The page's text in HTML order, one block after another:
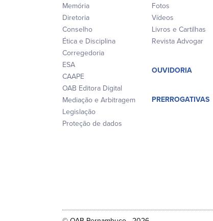
Memória
Diretoria
Conselho
Ética e Disciplina
Corregedoria
ESA
CAAPE
OAB Editora Digital
Mediação e Arbitragem
Legislação
Proteção de dados
Fotos
Vídeos
Livros e Cartilhas
Revista Advogar
OUVIDORIA
PRERROGATIVAS